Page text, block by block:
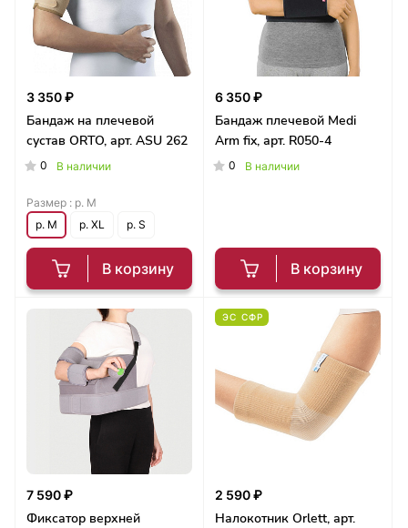
3 350 ₽
Бандаж на плечевой
сустав ORTO, арт. ASU 262
0 В наличии
В корзину
Размер : р. M
р. M
р. XL р. S
6 350 ₽
Бандаж плечевой Medi
Arm fix, арт. R050-4
0 В наличии
В корзину
7 590 ₽
Фиксатор верхней
ЭС СФР
2 590 ₽
Налокотник Orlett, арт.